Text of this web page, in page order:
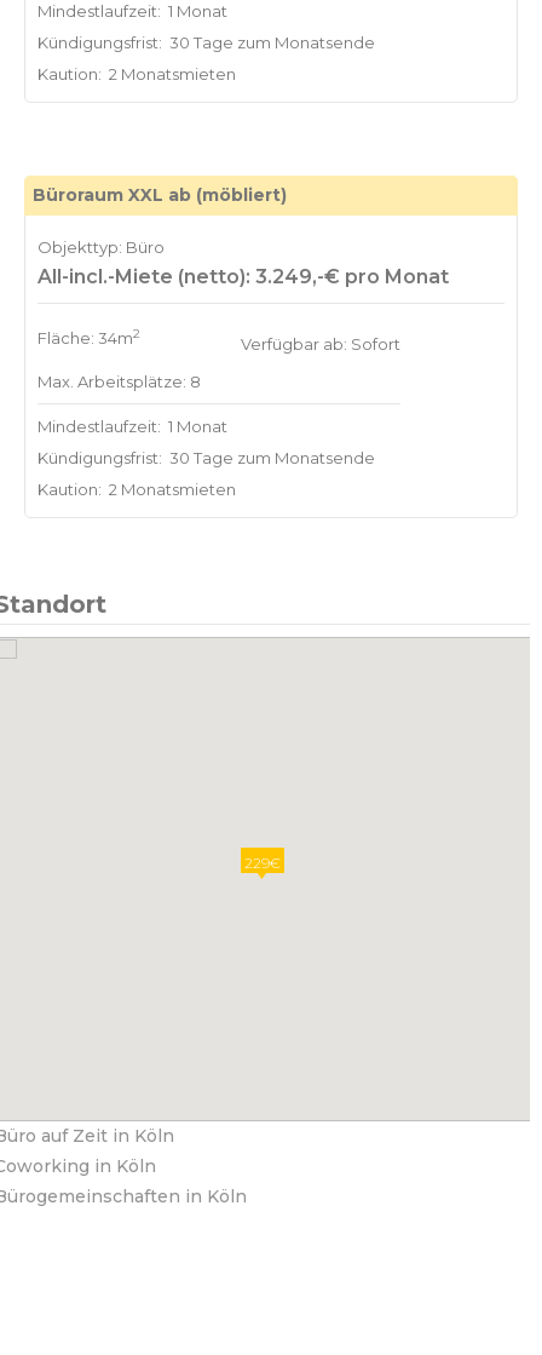
Mindestlaufzeit: 1 Monat
Kündigungsfrist: 30 Tage zum Monatsende
Kaution: 2 Monatsmieten
Büroraum XXL ab (möbliert)
Objekttyp: Büro
All-incl.-Miete (netto): 3.249,-€ pro Monat
Fläche: 34m2
Max. Arbeitsplätze: 8
Verfügbar ab: Sofort
Mindestlaufzeit: 1 Monat
Kündigungsfrist: 30 Tage zum Monatsende
Kaution: 2 Monatsmieten
229€
auf Zeit in Köln
in Köln
in Köln